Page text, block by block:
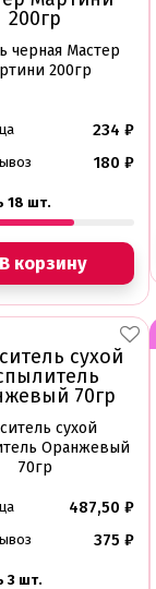
черная Мастер
200гр
234 ₽
180 ₽
18 шт.
В корзину
сухой
Оранжевый
70гр
487,50 ₽
375 ₽
3 шт.